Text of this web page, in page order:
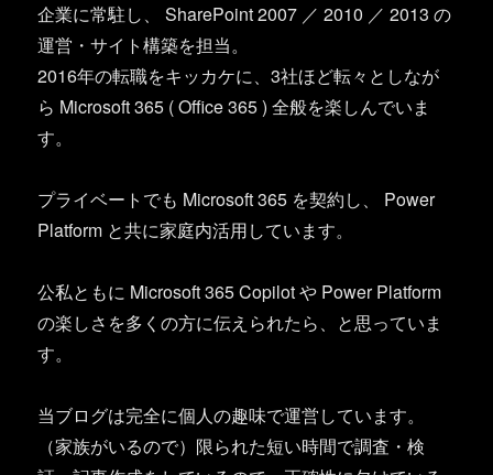
企業に常駐し、 SharePoint 2007 ／ 2010 ／ 2013 の
運営・サイト構築を担当。
2016年の転職をキッカケに、3社ほど転々としなが
ら Microsoft 365 ( Office 365 ) 全般を楽しんでいま
す。
プライベートでも Microsoft 365 を契約し、 Power
Platform と共に家庭内活用しています。
公私ともに Microsoft 365 Copilot や Power Platform
の楽しさを多くの方に伝えられたら、と思っていま
す。
当ブログは完全に個人の趣味で運営しています。
（家族がいるので）限られた短い時間で調査・検